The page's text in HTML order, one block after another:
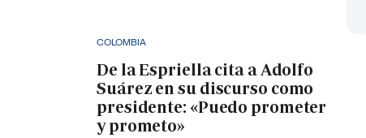
COLOMBIA
De la Espriella cita a Adolfo
Suárez en su discurso como
presidente: «Puedo prometer
y prometo»